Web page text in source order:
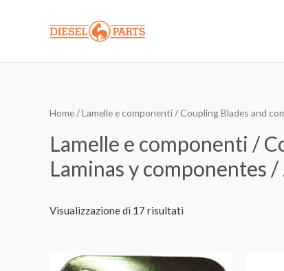
Home/ Lamelle e componenti / Coupling Blades and
Lamelle e componenti /
Laminas y componentes
Visualizzazione di 17 risultati